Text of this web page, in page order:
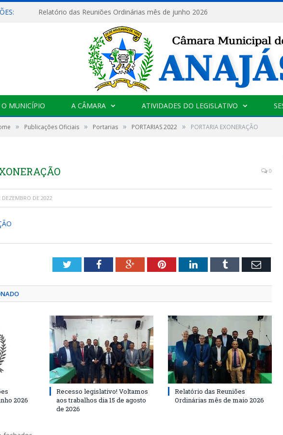
Relatório das Reuniões Ordinárias mês de junho 2026
O MUNICÍPIO A CÂMARA ATIVIDADES DO LEGISLATIVO
» Publicações Oficiais » Portarias » PORTARIAS 2022 » PORTARIA EXONERAÇÃO
0
DEZEMBRO DE 2022
TwitterFacebookGoogle+PinterestLinkedInTumblr Email
2026
Recesso legislativo! Voltamos
aos trabalhos dia 15 de agosto
de 2026
Relatório das Reuniões
Ordinárias mês de maio 2026